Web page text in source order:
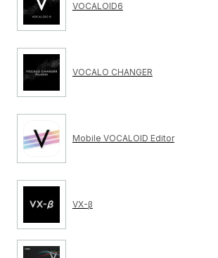
VOCALOID6
VOCALO CHANGER
Mobile VOCALOID Editor
VX-β